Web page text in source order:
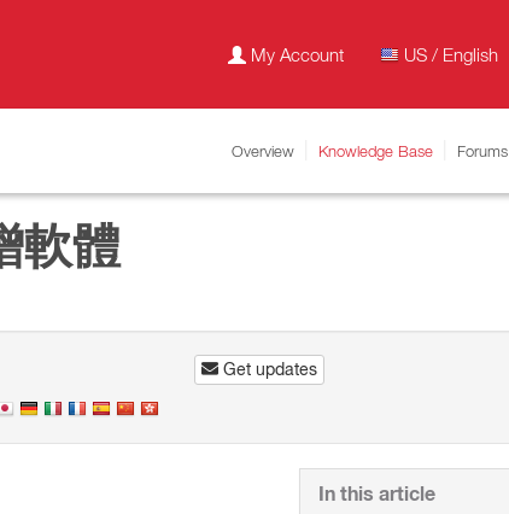
My Account US / English
Overview Knowledge Base Forums
體
Get updates
In this article